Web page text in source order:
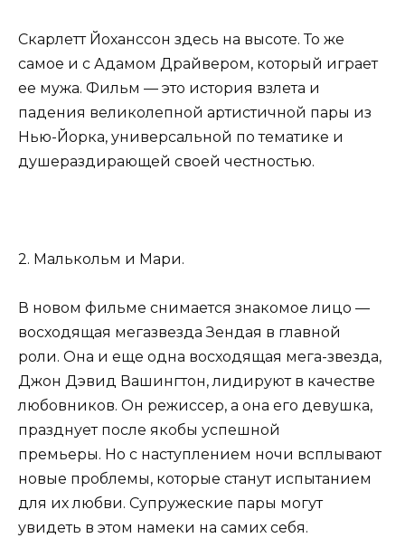
Скарлетт Йоханссон здесь на высоте. То же
самое и с Адамом Драйвером, который играет
ее мужа. Фильм — это история взлета и
падения великолепной артистичной пары из
Нью-Йорка, универсальной по тематике и
душераздирающей своей честностью.
2. Малькольм и Мари.
В новом фильме снимается знакомое лицо —
восходящая мегазвезда Зендая в главной
роли. Она и еще одна восходящая мега-звезда,
Джон Дэвид Вашингтон, лидируют в качестве
любовников. Он режиссер, а она его девушка,
празднует после якобы успешной
премьеры. Но с наступлением ночи всплывают
новые проблемы, которые станут испытанием
для их любви. Супружеские пары могут
увидеть в этом намеки на самих себя.